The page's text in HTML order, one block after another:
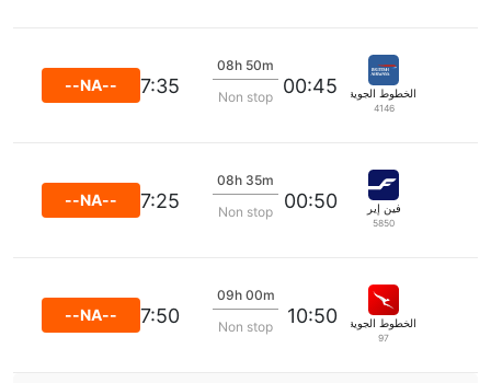
الخطوط الجوية البريطانية
4146
00:45
08h 50m
Non stop
07:35
--NA--
فين إير
5850
00:50
08h 35m
Non stop
07:25
--NA--
الخطوط الجوية كانتاس
97
10:50
09h 00m
Non stop
17:50
--NA--